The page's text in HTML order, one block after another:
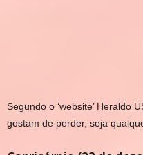
Segundo o ‘website’ Heraldo
gostam de perder, seja